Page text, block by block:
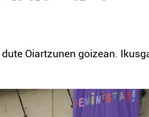
Oiartzunen goizean.